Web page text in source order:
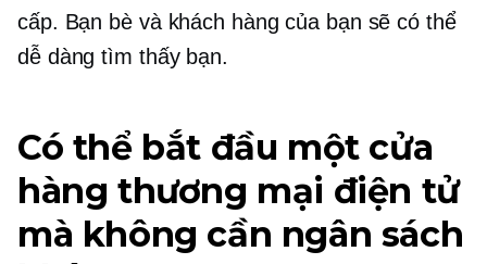
cấp. Bạn bè và khách hàng của bạn sẽ có thể
dễ dàng tìm thấy bạn.
Có thể bắt đầu một cửa
hàng thương mại điện tử
mà không cần ngân sách